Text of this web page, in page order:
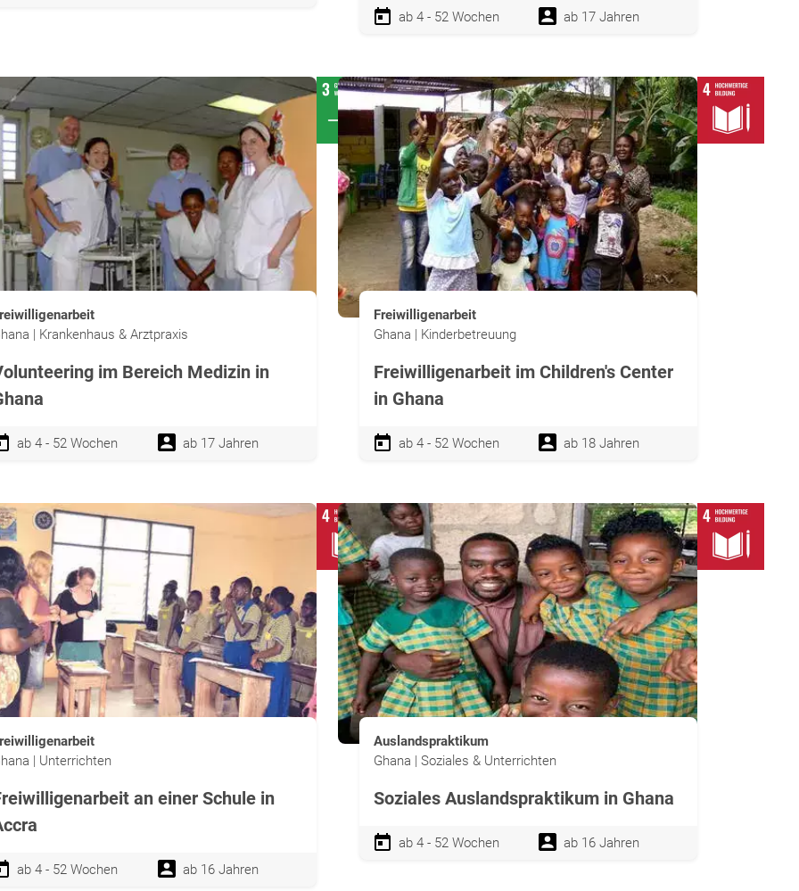
ab 4 - 52 Wochen ab 17 Jahren
| Krankenhaus & Arztpraxis
im Bereich Medizin in
ab 4 - 52 Wochen ab 17 Jahren
Freiwilligenarbeit
Ghana | Kinderbetreuung
Freiwilligenarbeit im Children's Center
in Ghana
ab 4 - 52 Wochen ab 18 Jahren
| Unterrichten
an einer Schule in
ab 4 - 52 Wochen ab 16 Jahren
Auslandspraktikum
Ghana | Soziales & Unterrichten
Soziales Auslandspraktikum in Ghana
ab 4 - 52 Wochen ab 16 Jahren